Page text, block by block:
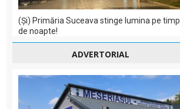
(Și) Primăria Suceava stinge lumina pe timp
de noapte!
ADVERTORIAL